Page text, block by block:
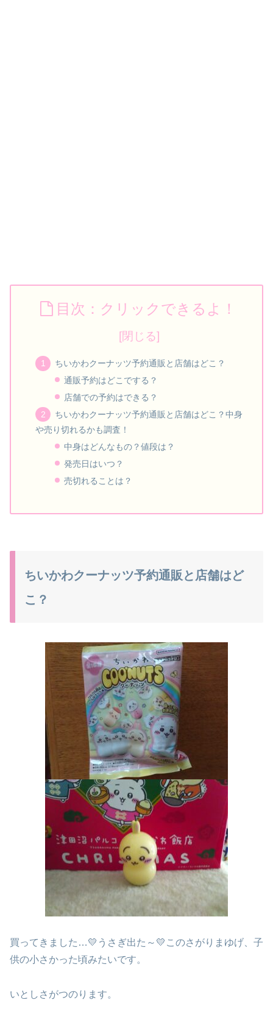
目次：クリックできるよ！
ちいかわクーナッツ予約通販と店舗はどこ？
通販予約はどこでする？
店舗での予約はできる？
ちいかわクーナッツ予約通販と店舗はどこ？中身
や売り切れるかも調査！
中身はどんなもの？値段は？
発売日はいつ？
売切れることは？
ちいかわクーナッツ予約通販と店舗はど
こ？
買ってきました…💛うさぎ出た～💛このさがりまゆげ、子
供の小さかった頃みたいです。
いとしさがつのります。